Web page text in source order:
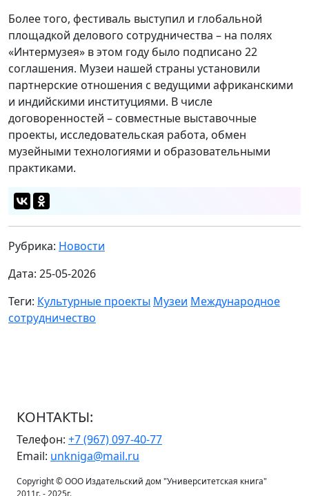
Более того, фестиваль выступил и глобальной
площадкой делового сотрудничества – на полях
«Интермузея» в этом году было подписано 22
соглашения. Музеи нашей страны установили
партнерские отношения с ведущими африканскими
и индийскими институциями. В числе
договоренностей – совместные выставочные
проекты, исследовательская работа, обмен
музейными технологиями и образовательными
практиками.
Рубрика: Новости
Дата: 25-05-2026
Теги: Культурные проекты Музеи Международное
сотрудничество
КОНТАКТЫ:
Телефон: +7 (967) 097-40-77
Email: unkniga@mail.ru
Copyright © ООО Издательский дом "Университетская книга"